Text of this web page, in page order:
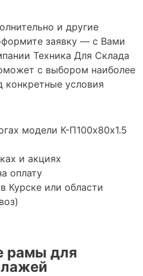
и другие
заявку — с Вами
Техника Для Склада
с выбором наиболее
условия
модели К-П100х80х1.5
и акциях
оплату
Курске или области
рамы для